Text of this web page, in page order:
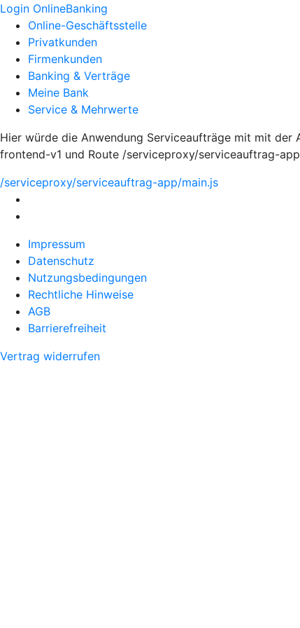
Login OnlineBanking
Online-Geschäftsstelle
Privatkunden
Firmenkunden
Banking & Verträge
Meine Bank
Service & Mehrwerte
Hier würde die Anwendung Serviceaufträge mit mit der
frontend-v1 und Route /serviceproxy/serviceauftrag-
/serviceproxy/serviceauftrag-app/main.js
Impressum
Datenschutz
Nutzungsbedingungen
Rechtliche Hinweise
AGB
Barrierefreiheit
Vertrag widerrufen